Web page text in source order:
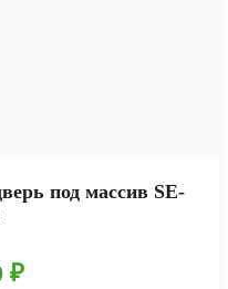
под массив SE-
₽